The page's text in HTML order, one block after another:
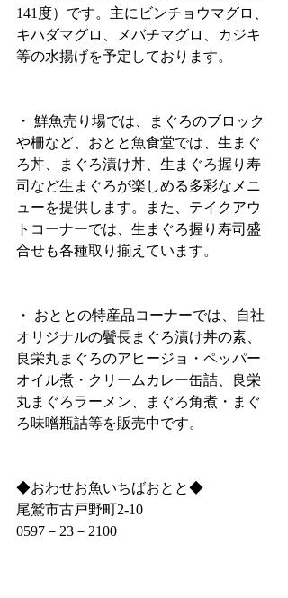
141度）です。主にビンチョウマグロ、
キハダマグロ、メバチマグロ、カジキ
等の水揚げを予定しております。
・ 鮮魚売り場では、まぐろのブロック
や柵など、おとと魚食堂では、生まぐ
ろ丼、まぐろ漬け丼、生まぐろ握り寿
司など生まぐろが楽しめる多彩なメニ
ューを提供します。また、テイクアウ
トコーナーでは、生まぐろ握り寿司盛
合せも各種取り揃えています。
・ おととの特産品コーナーでは、自社
オリジナルの鬢長まぐろ漬け丼の素、
良栄丸まぐろのアヒージョ・ペッパー
オイル煮・クリームカレー缶詰、良栄
丸まぐろラーメン、まぐろ角煮・まぐ
ろ味噌瓶詰等を販売中です。
◆おわせお魚いちばおとと◆
尾鷲市古戸野町2‐10
0597－23－2100